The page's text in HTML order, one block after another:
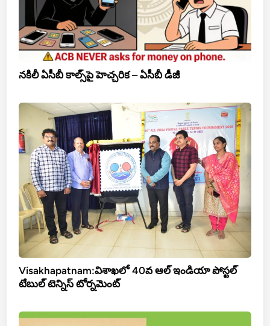
నకిలీ ఏసీబీ కాల్స్‌పై హెచ్చరిక – ఏసీబీ డీజీ
Visakhapatnam:విశాఖలో 40వ ఆల్ ఇండియా పోస్టల్
టేబుల్ టెన్నిస్ టోర్నమెంట్